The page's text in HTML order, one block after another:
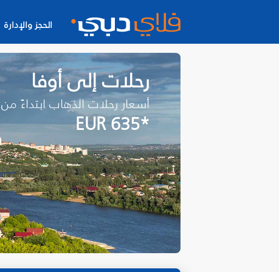
الحجز والإدارة
رحلات إلى أوفا
أسعار رحلات الذهاب ابتداءً من
*EUR 635